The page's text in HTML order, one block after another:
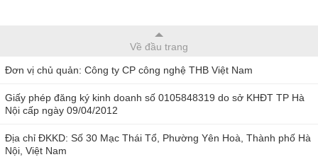
Về đầu trang
Đơn vị chủ quản: Công ty CP công nghệ THB Việt Nam
Giấy phép đăng ký kinh doanh số 0105848319 do sở KHĐT TP Hà
Nội cấp ngày 09/04/2012
Địa chỉ ĐKKD: Số 30 Mạc Thái Tổ, Phường Yên Hoà, Thành phố Hà
Nội, Việt Nam